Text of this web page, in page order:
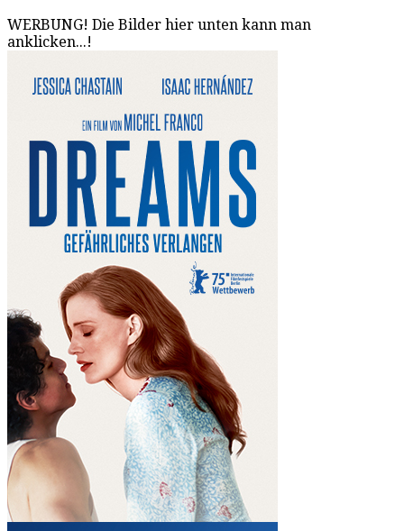
WERBUNG! Die Bilder hier unten kann man
anklicken...!